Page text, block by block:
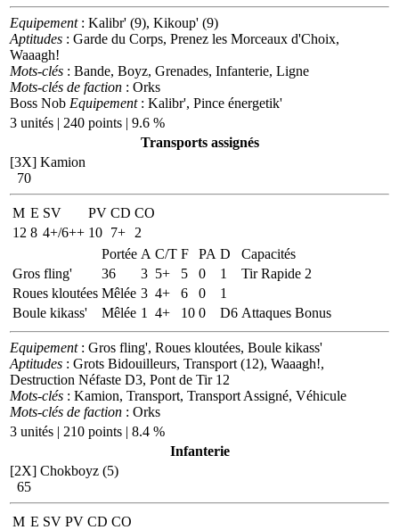
Equipement: Kalibr' (9), Kikoup' (9)
Aptitudes : Garde du Corps, Prenez les Morceaux d'Choix,
Waaagh!
Mots-clés : Bande, Boyz, Grenades, Infanterie, Ligne
Mots-clés de faction : Orks
Boss Nob Equipement: Kalibr', Pince énergetik'
3 unités | 240 points | 9.6 %
Transports assignés
[3X] Kamion
70
M E SV PV CD CO
12 8 4+/6++ 10 7+
2
Portée A C/T F PA D
Capacités
Gros fling'
36 3 5+ 5 0 1
Tir Rapide 2
Roues kloutées Mêlée 3 4+ 6 0
1
Boule kikass'
Mêlée 1 4+ 10 0 D6 Attaques Bonus
Equipement: Gros fling', Roues kloutées, Boule kikass'
Aptitudes : Grots Bidouilleurs, Transport (12), Waaagh!,
Destruction Néfaste D3, Pont de Tir 12
Mots-clés : Kamion, Transport, Transport Assigné, Véhicule
Mots-clés de faction : Orks
3 unités | 210 points | 8.4 %
Infanterie
[2X] Chokboyz (5)
65
M E SV PV CD CO